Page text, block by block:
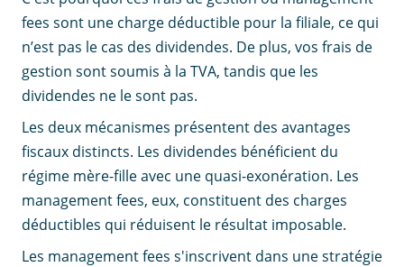
fees sont une charge déductible pour la filiale, ce qui
n’est pas le cas des dividendes. De plus, vos frais de
gestion sont soumis à la TVA, tandis que les
dividendes ne le sont pas.
Les deux mécanismes présentent des avantages
fiscaux distincts. Les dividendes bénéficient du
régime mère-fille avec une quasi-exonération. Les
management fees, eux, constituent des charges
déductibles qui réduisent le résultat imposable.
Les management fees s'inscrivent dans une stratégie